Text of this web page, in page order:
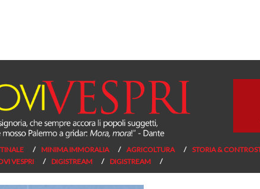
MINIMA IMMORALIA AGRICOLTURA
STORIA &
VESPRI DIGISTREAM DIGISTREAM